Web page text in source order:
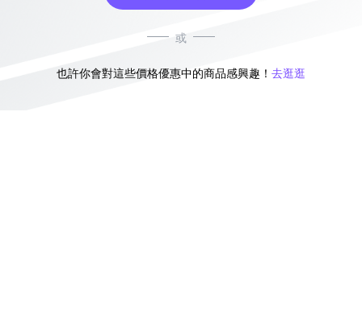
或
也許你會對這些價格優惠中的商品感興趣！ 去逛逛